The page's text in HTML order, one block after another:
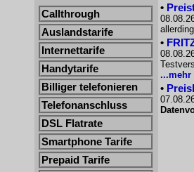
Callthrough
Auslandstarife
Internettarife
Handytarife
Billiger telefonieren
Telefonanschluss
DSL Flatrate
Smartphone Tarife
Prepaid Tarife
•
•
...mehr
•